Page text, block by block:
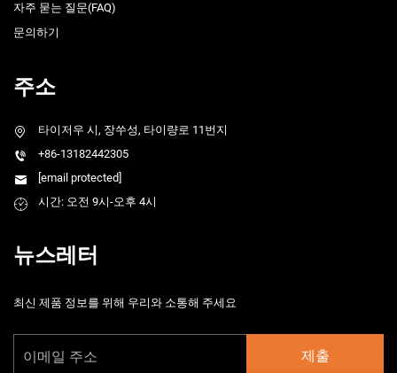
자주 묻는 질문(FAQ)
문의하기
주소
타이저우 시, 장쑤성, 타이량로 11번지
+86-13182442305
[email protected]
시간: 오전 9시-오후 4시
뉴스레터
최신 제품 정보를 위해 우리와 소통해 주세요
제출